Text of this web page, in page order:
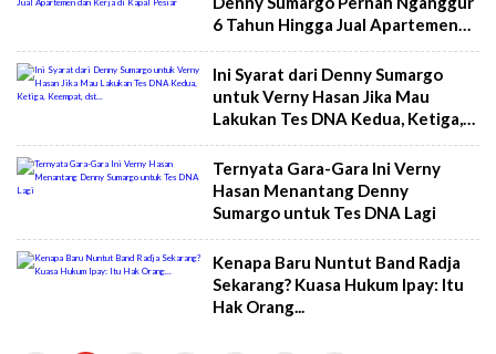
6 Tahun Hingga Jual Apartemen
dan Kerja di Kapal Pesiar
Ini Syarat dari Denny Sumargo
untuk Verny Hasan Jika Mau
Lakukan Tes DNA Kedua, Ketiga,
Keempat, dst...
Ternyata Gara-Gara Ini Verny
Hasan Menantang Denny
Sumargo untuk Tes DNA Lagi
Kenapa Baru Nuntut Band Radja
Sekarang? Kuasa Hukum Ipay: Itu
Hak Orang...